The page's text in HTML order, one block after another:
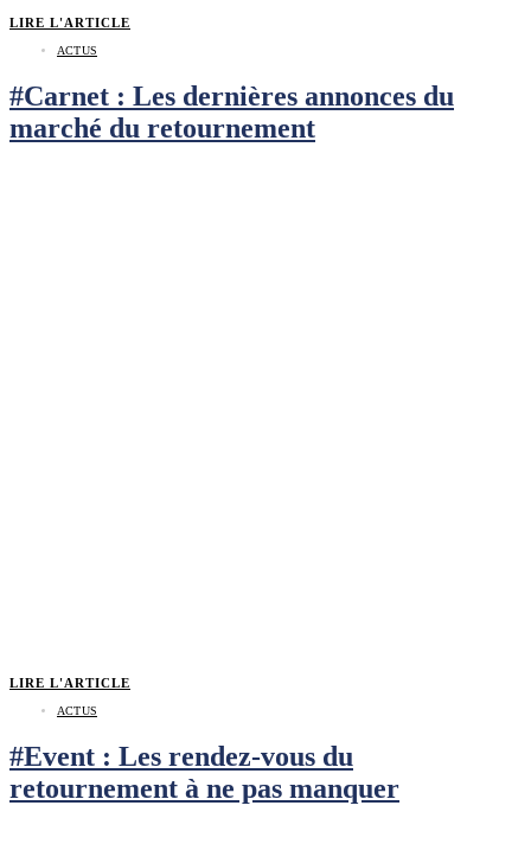
LIRE L'ARTICLE
ACTUS
#Carnet : Les dernières annonces du
marché du retournement
LIRE L'ARTICLE
ACTUS
#Event : Les rendez-vous du
retournement à ne pas manquer